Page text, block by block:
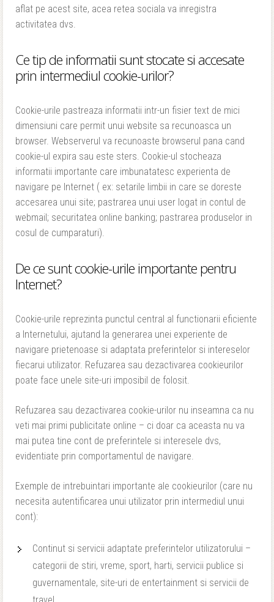
aflat pe acest site, acea retea sociala va inregistra
activitatea dvs.
Ce tip de informatii sunt stocate si accesate
prin intermediul cookie-urilor?
Cookie-urile pastreaza informatii intr-un fisier text de mici
dimensiuni care permit unui website sa recunoasca un
browser. Webserverul va recunoaste browserul pana cand
cookie-ul expira sau este sters. Cookie-ul stocheaza
informatii importante care imbunatatesc experienta de
navigare pe Internet ( ex: setarile limbii in care se doreste
accesarea unui site; pastrarea unui user logat in contul de
webmail; securitatea online banking; pastrarea produselor in
cosul de cumparaturi).
De ce sunt cookie-urile importante pentru
Internet?
Cookie-urile reprezinta punctul central al functionarii eficiente
a Internetului, ajutand la generarea unei experiente de
navigare prietenoase si adaptata preferintelor si intereselor
fiecarui utilizator. Refuzarea sau dezactivarea cookieurilor
poate face unele site-uri imposibil de folosit.
Refuzarea sau dezactivarea cookie-urilor nu inseamna ca nu
veti mai primi publicitate online – ci doar ca aceasta nu va
mai putea tine cont de preferintele si interesele dvs,
evidentiate prin comportamentul de navigare.
Exemple de intrebuintari importante ale cookieurilor (care nu
necesita autentificarea unui utilizator prin intermediul unui
cont):
Continut si servicii adaptate preferintelor utilizatorului –
categorii de stiri, vreme, sport, harti, servicii publice si
guvernamentale, site-uri de entertainment si servicii de